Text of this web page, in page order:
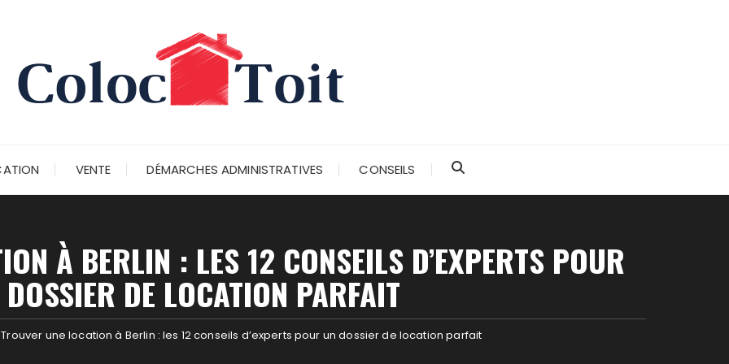
VENTE DÉMARCHES ADMINISTRATIVES CONSEILS
À BERLIN : LES 12 CONSEILS D’EXPERTS POUR
DE LOCATION PARFAIT
Trouver une location à Berlin : les 12 conseils d’experts pour un dossier de location parfait